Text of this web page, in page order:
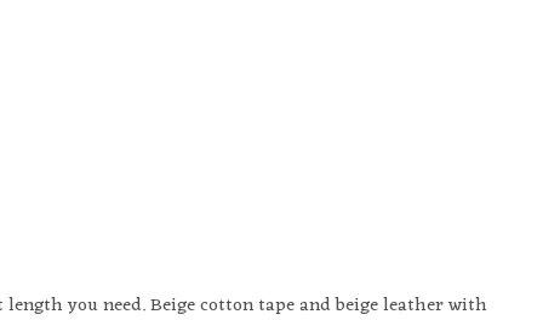
you need. Beige cotton tape and beige leather with